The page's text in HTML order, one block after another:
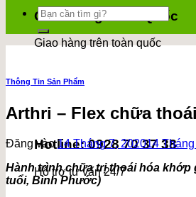
Giao Hàng Toàn Quốc
Giao hàng trên toàn quốc
Hotline: 0928 70 37 38
Hỗ trợ tư vấn 24/7
Tìm
kiếm:
Thông Tin Sản Phẩm
Arthri – Flex chữa
Đăng vào14 Tháng 7, 202014
Hành trình chữa trị thoái hóa khớp
tuổi, Bình Phước)